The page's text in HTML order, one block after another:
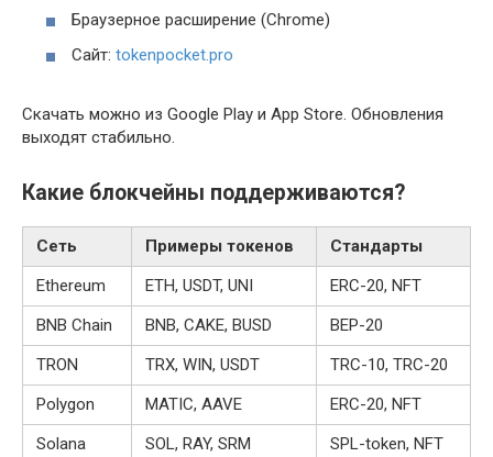
Браузерное расширение (Chrome)
Сайт: tokenpocket.pro
Скачать можно из Google Play и App Store. Обновления
выходят стабильно.
Какие блокчейны поддерживаются?
Сеть Примеры токенов
Стандарты
Ethereum
ETH, USDT, UNI
ERC-20, NFT
BNB Chain
BNB, CAKE, BUSD
BEP-20
TRON
TRX, WIN, USDT
TRC-10, TRC-20
Polygon
MATIC, AAVE
ERC-20, NFT
Solana
SOL, RAY, SRM SPL-token, NFT